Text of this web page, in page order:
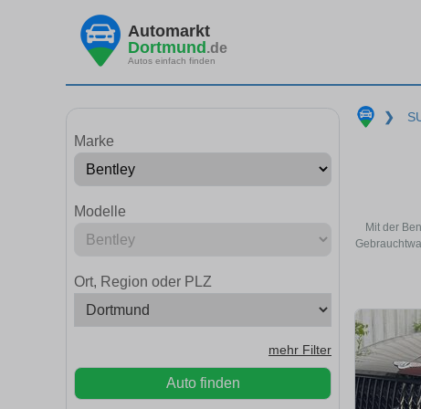
Automarkt
Dortmund.de
Autos einfach finden
Marke
Modelle
Ort, Region oder PLZ
mehr Filter
Auto finden
❯
Mit der